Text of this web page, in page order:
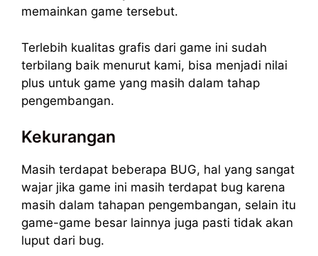
memainkan game tersebut.
Terlebih kualitas grafis dari game ini sudah
terbilang baik menurut kami, bisa menjadi nilai
plus untuk game yang masih dalam tahap
pengembangan.
Kekurangan
Masih terdapat beberapa BUG, hal yang sangat
wajar jika game ini masih terdapat bug karena
masih dalam tahapan pengembangan, selain itu
game-game besar lainnya juga pasti tidak akan
luput dari bug.